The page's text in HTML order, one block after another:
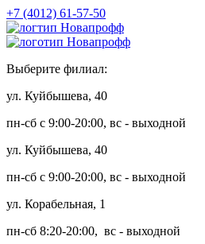
+7 (4012) 61-57-50
Выберите филиал:
ул. Куйбышева, 40
пн-сб с 9:00-20:00, вс - выходной
ул. Куйбышева, 40
пн-сб с 9:00-20:00, вс - выходной
ул. Корабельная, 1
пн-сб 8:20-20:00, вс - выходной